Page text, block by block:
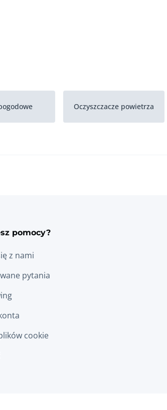
Oczyszczacze powietrza
pomocy?
z nami
pytania
cookie